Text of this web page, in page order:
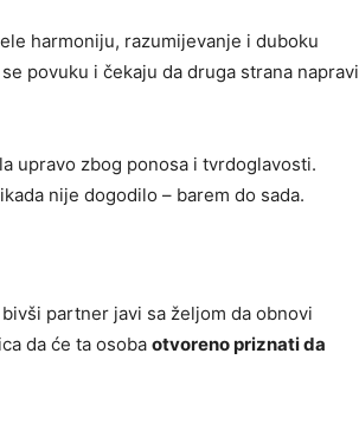
harmoniju, razumijevanje i duboku
povuku i čekaju da druga strana napravi
upravo zbog ponosa i tvrdoglavosti.
nije dogodilo – barem do sada.
partner javi sa željom da obnovi
da će ta osoba otvoreno priznati da